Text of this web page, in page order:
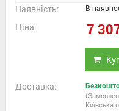
Наявність: В
Ціна: 7
Доставка:
Київська